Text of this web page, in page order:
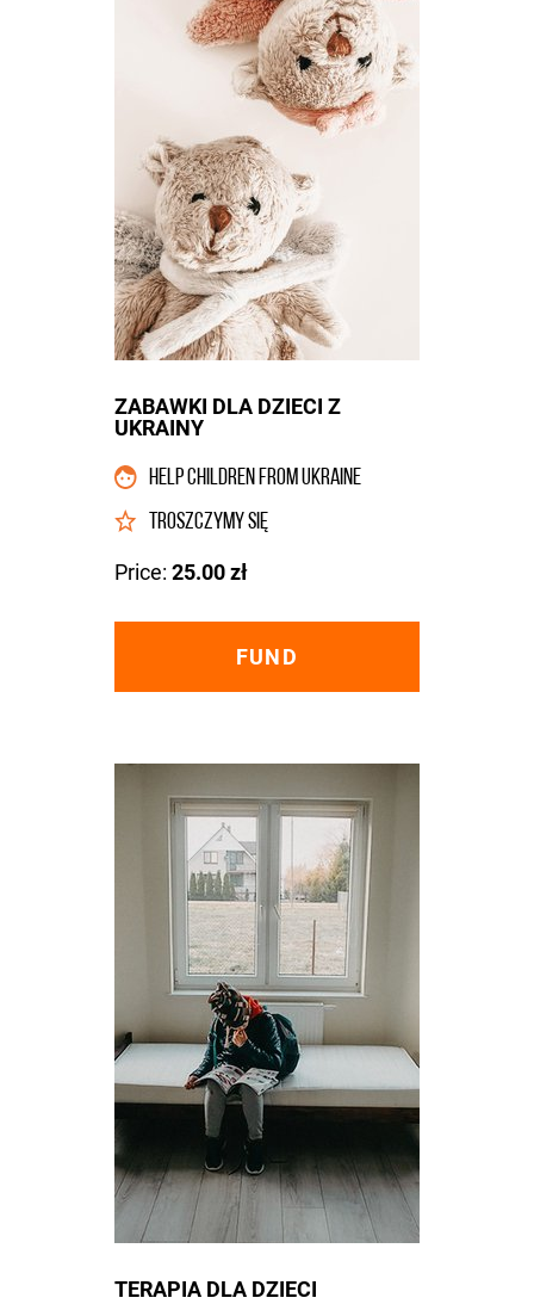
ZABAWKI DLA DZIECI Z
UKRAINY
HELP CHILDREN FROM UKRAINE
TROSZCZYMY SIĘ
Price: 25.00 zł
FUND
TERAPIA DLA DZIECI